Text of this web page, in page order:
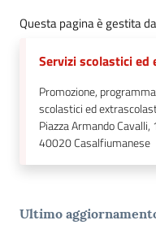
Questa pagina è gestita da
Servizi scolastici ed
Promozione,
scolastici ed
Piazza Armando Cavalli,
40020Casalfiumanese
Ultimo